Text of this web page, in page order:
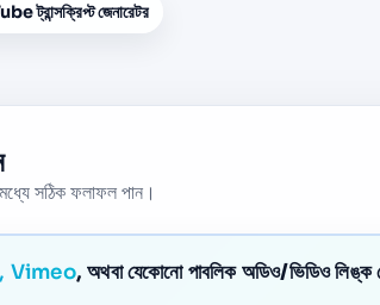
ট্রান্সক্রিপ্ট জেনারেটর
সঠিক ফলাফল পান।
Vimeo, অথবা যেকোনো পাবলিক অডিও/ভিডিও লিঙ্ক